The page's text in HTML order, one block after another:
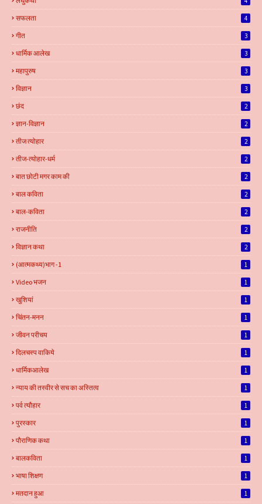
सफलता 4
गीत 3
धार्मिक आलेख 3
महापुरुष 3
विज्ञान 3
छंद 2
ज्ञान-विज्ञान 2
तीज त्योहार 2
तीज-त्योहार-धर्म 2
बात छोटी मगर काम की 2
बाल कविता 2
बाल-कविता 2
राजनीति 2
विज्ञान कथा 2
(आत्मकथ्य)भाग -1 1
Video भजन 1
खुशियां 1
चिंतन-मनन 1
जीवन परीचय 1
दिलचस्प वाकिये 1
धार्मिकआलेख 1
न्याय की तस्वीर से सच का अस्तित्व 1
पर्व त्यौहार 1
पुरस्कार 1
पौराणिक कथा 1
बालकविता 1
भाषा शिक्षण 1
मतदान हुआ 1